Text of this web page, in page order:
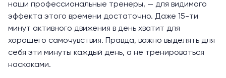
наши профессиональные тренеры, — для видимого
эффекта этого времени достаточно. Даже 15-ти
минут активного движения в день хватит для
хорошего самочувствия. Правда, важно выделять для
себя эти минуты каждый день, а не тренироваться
наскоками.